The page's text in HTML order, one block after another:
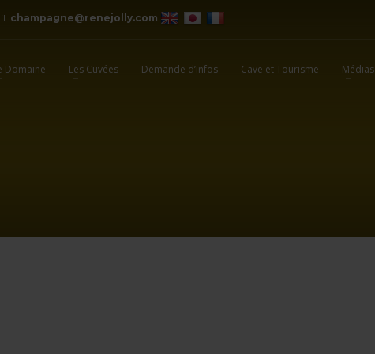
champagne@renejolly.com
Domaine Les Cuvées Demande d’infos Cave et Tourisme Médias